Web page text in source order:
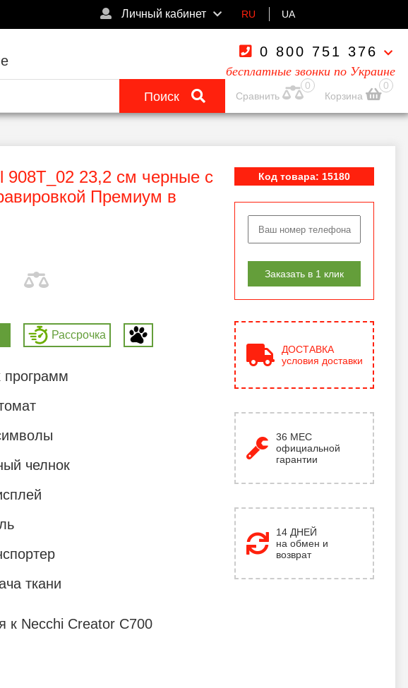
Личный кабинет RU UA
0 800 751 376
бесплатные звонки по Украине
Поиск
0
Сравнить
0
Корзина
23,2 см черные с
Премиум в
Рассрочка
челнок
ткани
к Necchi Creator C700
Код товара: 15180
Заказать в 1 клик
ДОСТАВКА
условия доставки
36 МЕС
официальной
гарантии
14 ДНЕЙ
на обмен и
возврат